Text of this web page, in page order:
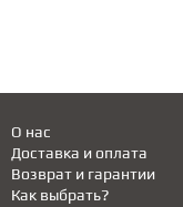
Доставка и оплата
Возврат и гарантии
Как выбрать?
О нас